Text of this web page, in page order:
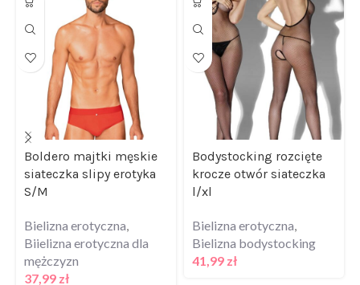
Boldero majtki męskie
siateczka slipy erotyka
S/M
Bielizna erotyczna
Biielizna erotyczna dla
mężczyzn
37,99 zł
Bodystocking rozcięte
krocze otwór siateczka
l/xl
Bielizna erotyczna
Bielizna bodystocking
41,99 zł